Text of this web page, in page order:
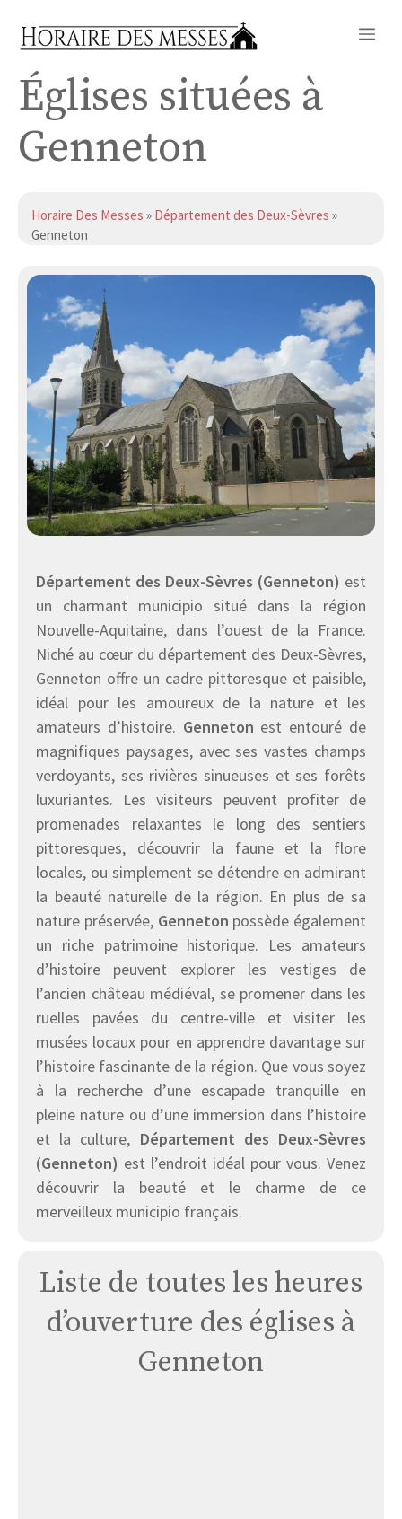
Églises situées à
Genneton
Horaire Des Messes » Département des Deux-Sèvres »
Genneton
Département des Deux-Sèvres (Genneton) est
un charmant municipio situé dans la région
Nouvelle-Aquitaine, dans l’ouest de la France.
Niché au cœur du département des Deux-Sèvres,
Genneton offre un cadre pittoresque et paisible,
idéal pour les amoureux de la nature et les
amateurs d’histoire. Genneton est entouré de
magnifiques paysages, avec ses vastes champs
verdoyants, ses rivières sinueuses et ses forêts
luxuriantes. Les visiteurs peuvent profiter de
promenades relaxantes le long des sentiers
pittoresques, découvrir la faune et la flore
locales, ou simplement se détendre en admirant
la beauté naturelle de la région. En plus de sa
nature préservée, Genneton possède également
un riche patrimoine historique. Les amateurs
d’histoire peuvent explorer les vestiges de
l’ancien château médiéval, se promener dans les
ruelles pavées du centre-ville et visiter les
musées locaux pour en apprendre davantage sur
l’histoire fascinante de la région. Que vous soyez
à la recherche d’une escapade tranquille en
pleine nature ou d’une immersion dans l’histoire
et la culture, Département des Deux-Sèvres
(Genneton) est l’endroit idéal pour vous. Venez
découvrir la beauté et le charme de ce
merveilleux municipio français.
Liste de toutes les heures
d’ouverture des églises à
Genneton